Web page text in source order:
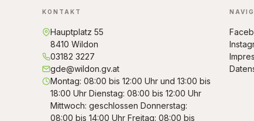
KONTAKT
Hauptplatz 55
8410 Wildon
03182 3227
gde@wildon.gv.at
Montag: 08:00 bis 12:00 Uhr und 13:00 bis
18:00 Uhr Dienstag: 08:00 bis 12:00 Uhr
Mittwoch: geschlossen Donnerstag:
08:00 bis 14:00 Uhr Freitag: 08:00 bis